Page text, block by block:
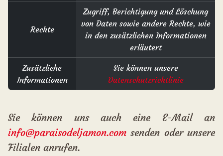
Rechte
Zugriff, Berichtigung und Löschung
von Daten sowie andere Rechte, wie
in den zusätzlichen Informationen
erläutert
Zusätzliche
Informationen
Sie können unsere
Datenschutzrichtlinie
Sie können uns auch eine E-Mail an
info@paraisodeljamon.com senden oder unsere
Filialen anrufen.